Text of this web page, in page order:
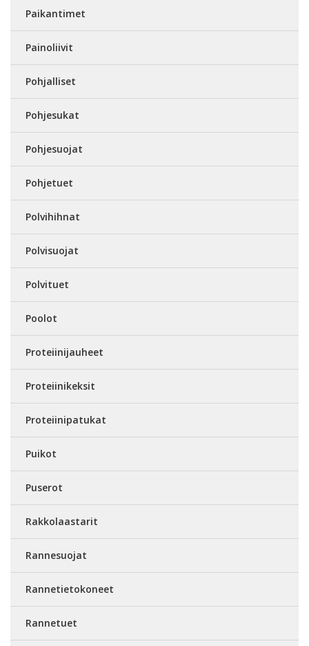
Paikantimet
Painoliivit
Pohjalliset
Pohjesukat
Pohjesuojat
Pohjetuet
Polvihihnat
Polvisuojat
Polvituet
Poolot
Proteiinijauheet
Proteiinikeksit
Proteiinipatukat
Puikot
Puserot
Rakkolaastarit
Rannesuojat
Rannetietokoneet
Rannetuet